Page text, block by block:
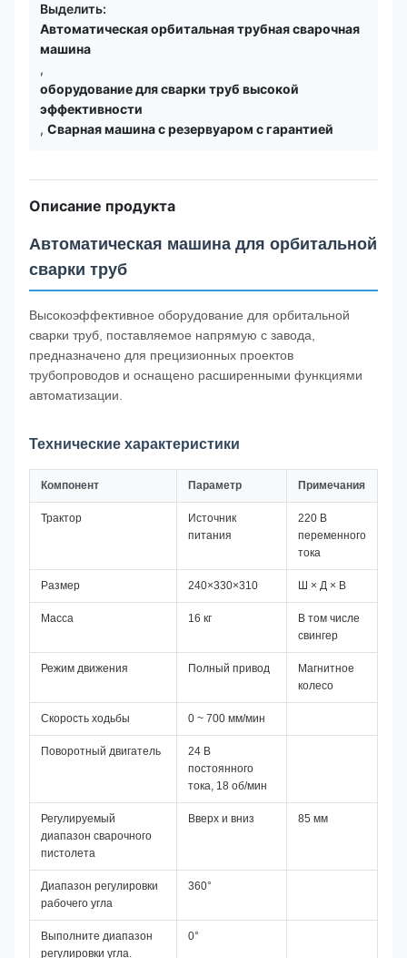
Выделить:
Автоматическая орбитальная трубная сварочная
машина
,
оборудование для сварки труб высокой
эффективности
, Сварная машина с резервуаром с гарантией
Описание продукта
Автоматическая машина для орбитальной
сварки труб
Высокоэффективное оборудование для орбитальной
сварки труб, поставляемое напрямую с завода,
предназначено для прецизионных проектов
трубопроводов и оснащено расширенными функциями
автоматизации.
Технические характеристики
Компонент Параметр Примечания
Трактор
Источник
питания
220 В
переменного
тока
Размер 240×330×310 Ш × Д × В
Масса 16 кг
В том числе
свингер
Режим движения Полный привод
Магнитное
колесо
Скорость ходьбы 0 ~ 700 мм/мин
Поворотный двигатель
24 В
постоянного
тока, 18 об/мин
Регулируемый
диапазон сварочного
пистолета
Вверх и вниз 85 мм
Диапазон регулировки
рабочего угла
360°
Выполните диапазон
регулировки угла.
0°